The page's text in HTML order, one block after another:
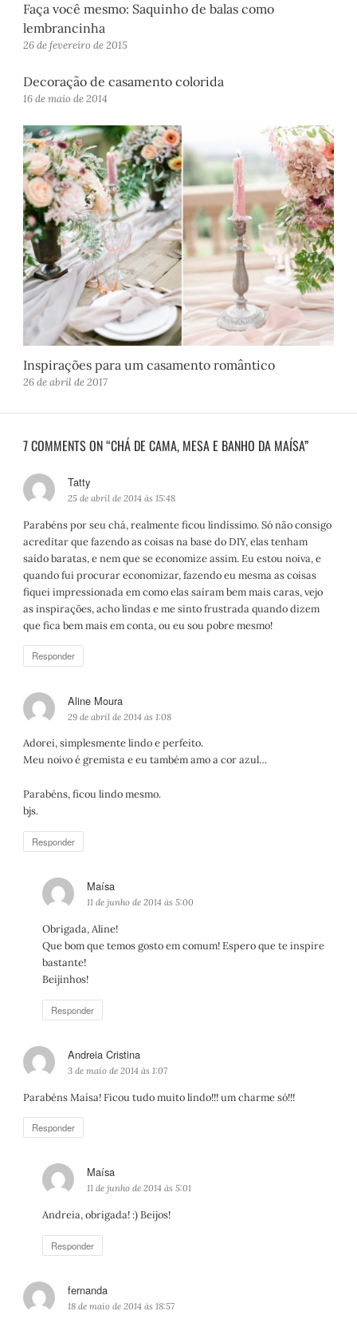
Faça você mesmo: Saquinho de balas como
lembrancinha
26 de fevereiro de 2015
Decoração de casamento colorida
16 de maio de 2014
Inspirações para um casamento romântico
26 de abril de 2017
7 COMMENTS ON “CHÁ DE CAMA, MESA E BANHO DA MAÍSA”
Tatty
i
s
e
:
25 de abril de 2014 às 15:48
Parabéns por seu chá, realmente ficou lindíssimo. Só não consigo
acreditar que fazendo as coisas na base do DIY, elas tenham
saído baratas, e nem que se economize assim. Eu estou noiva, e
quando fui procurar economizar, fazendo eu mesma as coisas
fiquei impressionada em como elas saíram bem mais caras, vejo
as inspirações, acho lindas e me sinto frustrada quando dizem
que fica bem mais em conta, ou eu sou pobre mesmo!
Responder
Aline Moura
i
s
e
29 de abril de 2014 às 1:08
Adorei, simplesmente lindo e perfeito.
Meu noivo é gremista e eu também amo a cor azul…
Parabéns, ficou lindo mesmo.
bjs.
Responder
Maísa
i
s
e
11 de junho de 2014 às 5:00
Obrigada, Aline!
Que bom que temos gosto em comum! Espero que te inspire
bastante!
Beijinhos!
Responder
Andreia Cristina
i
s
3 de maio de 2014 às 1:07
Parabéns Maísa! Ficou tudo muito lindo!!! um charme só!!!
Responder
Maísa
i
s
11 de junho de 2014 às 5:01
Andreia, obrigada! :) Beijos!
Responder
fernanda
i
18 de maio de 2014 às 18:57